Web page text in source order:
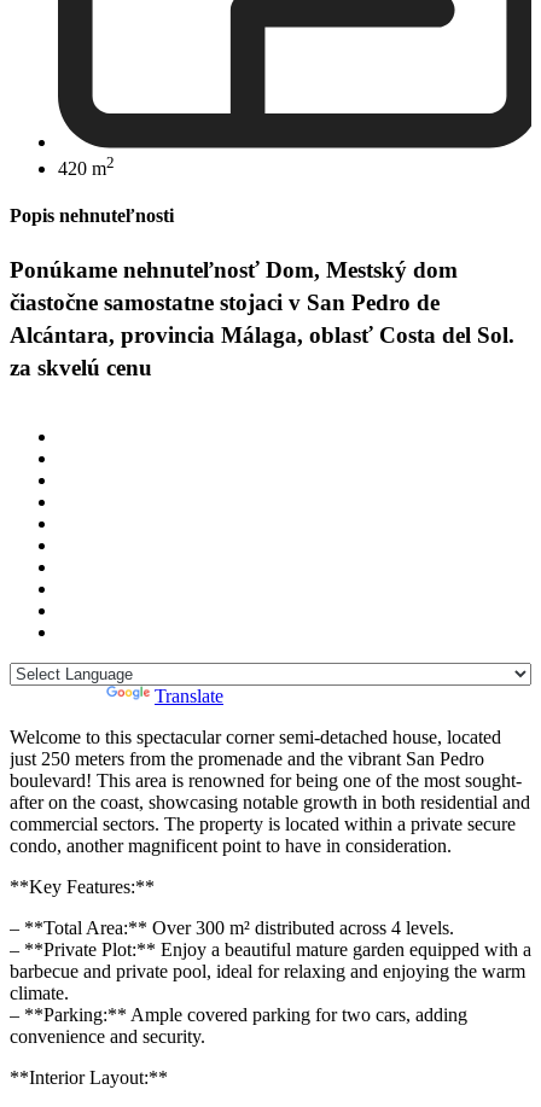
420 m2
Popis nehnuteľnosti
Ponúkame nehnuteľnosť Dom, Mestský dom
čiastočne samostatne stojaci v San Pedro de
Alcántara, provincia Málaga, oblasť Costa del Sol.
za skvelú cenu
Translate
Welcome to this spectacular corner semi-detached house, located
just 250 meters from the promenade and the vibrant San Pedro
boulevard! This area is renowned for being one of the most sought-
after on the coast, showcasing notable growth in both residential and
commercial sectors. The property is located within a private secure
condo, another magnificent point to have in consideration.
**Key Features:**
– **Total Area:** Over 300 m² distributed across 4 levels.
– **Private Plot:** Enjoy a beautiful mature garden equipped with a
barbecue and private pool, ideal for relaxing and enjoying the warm
climate.
– **Parking:** Ample covered parking for two cars, adding
convenience and security.
**Interior Layout:**